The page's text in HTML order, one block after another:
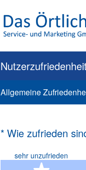
Nutzerzufriedenheit
Allgemeine
* Wie zufrieden
(Erforderlich.)
sehr unzufrieden